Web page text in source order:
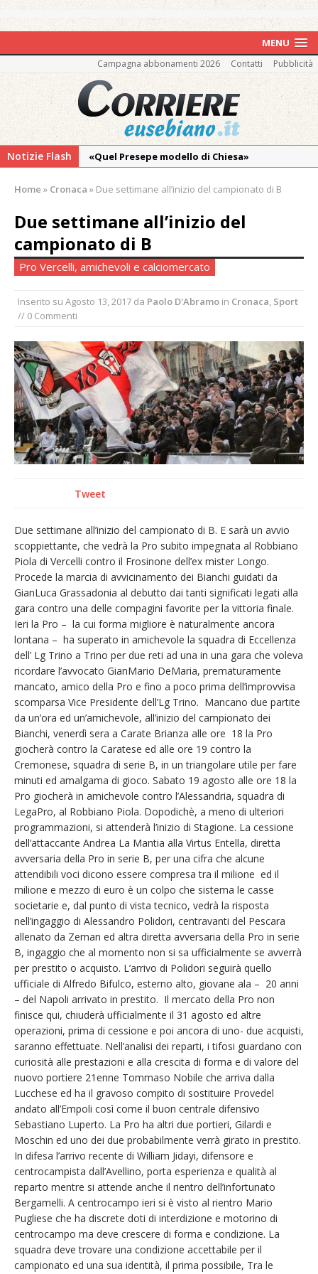
MENU
Campagna abbonamenti 2026 Contatti Pubblicità
Notizie Flash
«Quel Presepe modello di Chiesa»
Ringraziamento: convegno, messa e
mercatino agricolo
Pro vs Saluzzo, amichevole di buon riscontro
Piscina ex Enal non balneabile dopo i controlli
dell’Asl. Il Comune: «Misura precauzionale e
carnevale di Santhià. La soddisfazione della
Pro Loco
Il Piemonte ha avviato la richiesta di calamità
naturale per la siccità estrema e gli incendi
Dieci anni fa l’ingresso a Vercelli
dell’arcivescovo mons. Marco Arnolfo
Home » Cronaca » Due settimane all’inizio del campionato di B
Due settimane all’inizio del
campionato di B
Pro Vercelli, amichevoli e calciomercato
Inserito su Agosto 13, 2017 da Paolo D'Abramo in Cronaca Sport
// 0 Commenti
Tweet
Due settimane all’inizio del campionato di B. E sarà un avvio
scoppiettante, che vedrà la Pro subito impegnata al Robbiano
Piola di Vercelli contro il Frosinone dell’ex mister Longo.
Procede la marcia di avvicinamento dei Bianchi guidati da
GianLuca Grassadonia al debutto dai tanti significati legati alla
gara contro una delle compagini favorite per la vittoria finale.
Ieri la Pro – la cui forma migliore è naturalmente ancora
lontana – ha superato in amichevole la squadra di Eccellenza
dell’ Lg Trino a Trino per due reti ad una in una gara che voleva
ricordare l’avvocato GianMario DeMaria, prematuramente
mancato, amico della Pro e fino a poco prima dell’improvvisa
scomparsa Vice Presidente dell’Lg Trino. Mancano due partite
da un’ora ed un’amichevole, all’inizio del campionato dei
Bianchi, venerdì sera a Carate Brianza alle ore 18 la Pro
giocherà contro la Caratese ed alle ore 19 contro la
Cremonese, squadra di serie B, in un triangolare utile per fare
minuti ed amalgama di gioco. Sabato 19 agosto alle ore 18 la
Pro giocherà in amichevole contro l’Alessandria, squadra di
LegaPro, al Robbiano Piola. Dopodichè, a meno di ulteriori
programmazioni, si attenderà l’inizio di Stagione. La cessione
dell’attaccante Andrea La Mantia alla Virtus Entella, diretta
avversaria della Pro in serie B, per una cifra che alcune
attendibili voci dicono essere compresa tra il milione ed il
milione e mezzo di euro è un colpo che sistema le casse
societarie e, dal punto di vista tecnico, vedrà la risposta
nell’ingaggio di Alessandro Polidori, centravanti del Pescara
allenato da Zeman ed altra diretta avversaria della Pro in serie
B, ingaggio che al momento non si sa ufficialmente se avverrà
per prestito o acquisto. L’arrivo di Polidori seguirà quello
ufficiale di Alfredo Bifulco, esterno alto, giovane ala – 20 anni
– del Napoli arrivato in prestito. Il mercato della Pro non
finisce qui, chiuderà ufficialmente il 31 agosto ed altre
operazioni, prima di cessione e poi ancora di uno- due acquisti,
saranno effettuate. Nell’analisi dei reparti, i tifosi guardano con
curiosità alle prestazioni e alla crescita di forma e di valore del
nuovo portiere 21enne Tommaso Nobile che arriva dalla
Lucchese ed ha il gravoso compito di sostituire Provedel
andato all’Empoli così come il buon centrale difensivo
Sebastiano Luperto. La Pro ha altri due portieri, Gilardi e
Moschin ed uno dei due probabilmente verrà girato in prestito.
In difesa l’arrivo recente di William Jidayi, difensore e
centrocampista dall’Avellino, porta esperienza e qualità al
reparto mentre si attende anche il rientro dell’infortunato
Bergamelli. A centrocampo ieri si è visto al rientro Mario
Pugliese che ha discrete doti di interdizione e motorino di
centrocampo ma deve crescere di forma e condizione. La
squadra deve trovare una condizione accettabile per il
campionato ed una sua identità, il prima possibile, Tra le